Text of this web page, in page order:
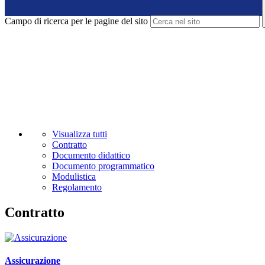
Campo di ricerca per le pagine del sito
Visualizza tutti
Contratto
Documento didattico
Documento programmatico
Modulistica
Regolamento
Contratto
Assicurazione